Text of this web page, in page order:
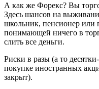
А как же Форекс? Вы
Здесь шансов на
школьник, пенсионер или
понимающей ничего в
слить все деньги.
Риски в разы (а то
покупке иностранных
закрыт).